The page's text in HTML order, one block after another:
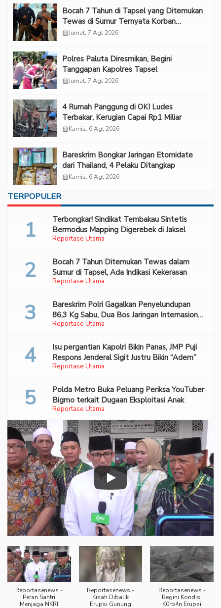
Bocah 7 Tahun di Tapsel yang Ditemukan
Tewas di Sumur Ternyata Korban
Kekerasan Seksual
calendar_monthJumat, 7 Agt 2026
Polres Paluta Diresmikan, Begini
Tanggapan Kapolres Tapsel
calendar_monthJumat, 7 Agt 2026
‎4 Rumah Panggung di OKI Ludes
Terbakar, Kerugian Capai Rp1 Miliar
calendar_monthKamis, 6 Agt 2026
Bareskrim Bongkar Jaringan Etomidate
dari Thailand, 4 Pelaku Ditangkap
calendar_monthKamis, 6 Agt 2026
TERPOPULER
Reportase Utama
Terbongkar! Sindikat Tembakau Sintetis
Bermodus Mapping Digerebek di Jaksel
Reportase Utama
Bocah 7 Tahun Ditemukan Tewas dalam
Sumur di Tapsel, Ada Indikasi Kekerasan
Reportase Utama
Bareskrim Polri Gagalkan Penyelundupan
86,3 Kg Sabu, Dua Bos Jaringan Internasional
Diburu
Reportase Utama
Isu pergantian Kapolri Bikin Panas, JMP Puji
Respons Jenderal Sigit Justru Bikin “Adem”
Reportase Utama
Polda Metro Buka Peluang Periksa YouTuber
Bigmo terkait Dugaan Eksploitasi Anak
Reportasenews -
Peran Santri
Menjaga NKRI
Reportasenews -
Kisah Dibalik
Erupsi Gunung
Reportasenews -
Begini Kondisi
K0rb4n Erupsi